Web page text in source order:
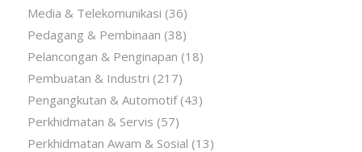
Media & Telekomunikasi (36)
Pedagang & Pembinaan (38)
Pelancongan & Penginapan (18)
Pembuatan & Industri (217)
Pengangkutan & Automotif(43)
Perkhidmatan & Servis (57)
Perkhidmatan Awam & Sosial (13)